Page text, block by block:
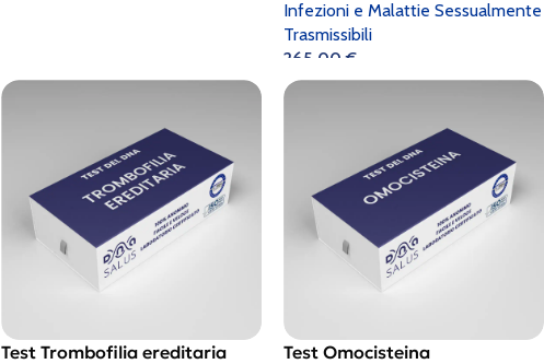
Infezioni e Malattie Sessualmente
Trasmissibili
265,00€
Test Trombofilia ereditaria Test Omocisteina